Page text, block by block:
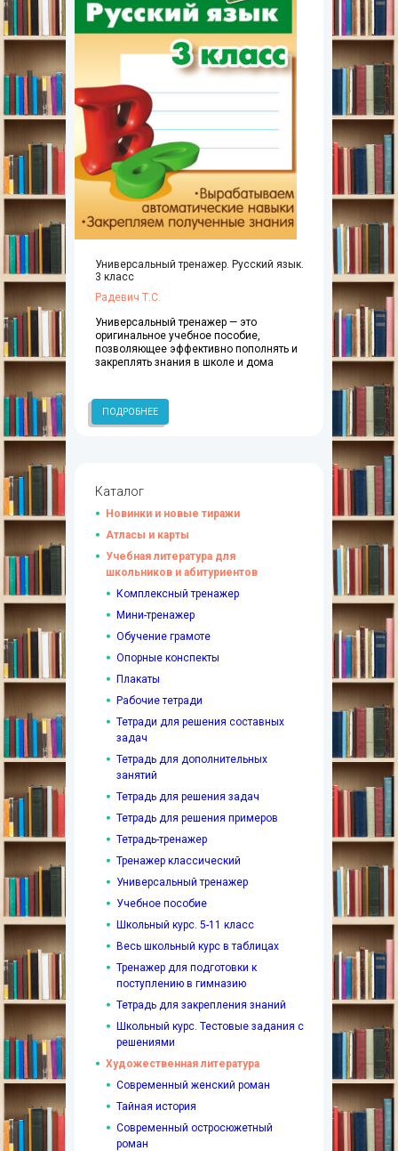
Универсальный тренажер. Русский язык.
3 класс
Радевич Т.С.
Универсальный тренажер — это
оригинальное учебное пособие,
позволяющее эффективно пополнять и
закреплять знания в школе и дома
ПОДРОБНЕЕ
Каталог
Новинки и новые тиражи
Атласы и карты
Учебная литература для
школьников и абитуриентов
Комплексный тренажер
Мини-тренажер
Обучение грамоте
Опорные конспекты
Плакаты
Рабочие тетради
Тетради для решения составных
задач
Тетрадь для дополнительных
занятий
Тетрадь для решения задач
Тетрадь для решения примеров
Тетрадь-тренажер
Тренажер классический
Универсальный тренажер
Учебное пособие
Школьный курс. 5-11 класс
Весь школьный курс в таблицах
Тренажер для подготовки к
поступлению в гимназию
Тетрадь для закрепления знаний
Школьный курс. Тестовые задания с
решениями
Художественная литература
Современный женский роман
Тайная история
Современный остросюжетный
роман